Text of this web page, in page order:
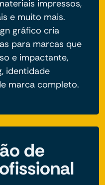
impressos,
e muito mais.
gráfico cria
para marcas que
e impactante,
identidade
marca completo.
de